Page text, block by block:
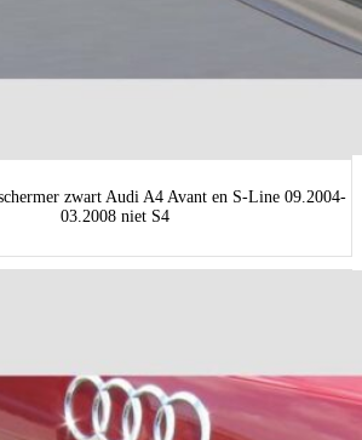
zwart Audi A4 Avant en S-Line 09.2004-
03.2008 niet S4